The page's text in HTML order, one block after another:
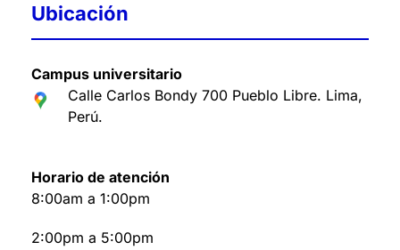
Ubicación
Campus universitario
Calle Carlos Bondy 700 Pueblo Libre. Lima,
Perú.
Horario de atención
8:00am a 1:00pm
2:00pm a 5:00pm